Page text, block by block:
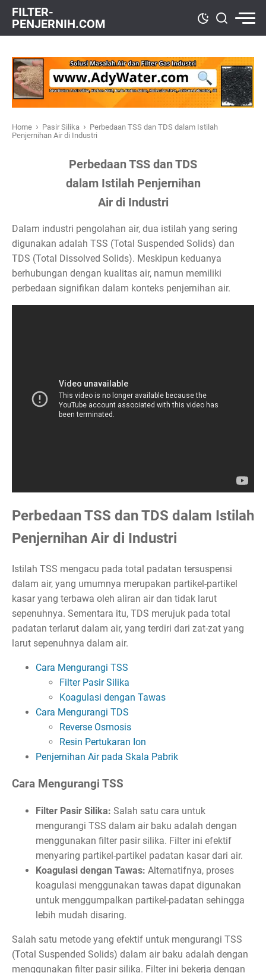
FILTER-
PENJERNIH.COM
Home › Pasir Silika › Perbedaan TSS dan TDS dalam Istilah
Penjernihan Air di Industri
Perbedaan TSS dan TDS
dalam Istilah Penjernihan
Air di Industri
Dalam industri pengolahan air, dua istilah yang sering
digunakan adalah TSS (Total Suspended Solids) dan
TDS (Total Dissolved Solids). Meskipun keduanya
berhubungan dengan kualitas air, namun memiliki
perbedaan signifikan dalam konteks penjernihan air.
Perbedaan TSS dan TDS dalam Istilah
Penjernihan Air di Industri
Istilah TSS mengacu pada total padatan tersuspensi
dalam air, yang umumnya merupakan partikel-partikel
kasar yang terbawa oleh aliran air dan tidak larut
sepenuhnya. Sementara itu, TDS merujuk pada total
padatan terlarut dalam air, yang terdiri dari zat-zat yang
larut sepenuhnya dalam air.
Cara Mengurangi TSS
Filter Pasir Silika
Koagulasi dengan Tawas
Cara Mengurangi TDS
Reverse Osmosis
Resin Pertukaran Ion
Penjernihan Air pada Skala Pabrik
Cara Mengurangi TSS
Filter Pasir Silika: Salah satu cara untuk
mengurangi TSS dalam air baku adalah dengan
menggunakan filter pasir silika. Filter ini efektif
menyaring partikel-partikel padatan kasar dari air.
Koagulasi dengan Tawas: Alternatifnya, proses
koagulasi menggunakan tawas dapat digunakan
untuk menggumpalkan partikel-padatan sehingga
lebih mudah disaring.
Salah satu metode yang efektif untuk mengurangi TSS
(Total Suspended Solids) dalam air baku adalah dengan
menggunakan filter pasir silika. Filter ini bekerja dengan